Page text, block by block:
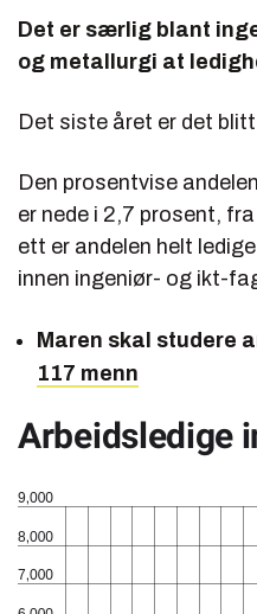
Det er særlig blant
og metallurgi at
Det siste året er det
Den prosentvise
er nede i 2,7 prosent,
ett er andelen helt
innen ingeniør- og ikt-
Maren skal studere
117 menn